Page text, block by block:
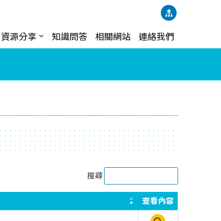
資源分享 知識問答 相關網站 連絡我們
搜尋
查看內容